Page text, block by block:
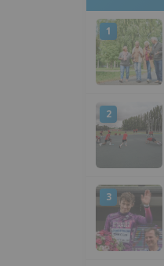
1
2
3